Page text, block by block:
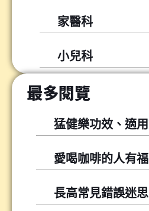
家醫科
小兒科
最多閱覽
長高常見錯誤迷思